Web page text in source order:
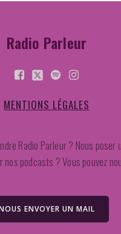
Radio Parleur
MENTIONS LÉGALES
Radio Parleur ? Nous poser
nos podcasts ? Vous pouvez
ENVOYER UN MAIL